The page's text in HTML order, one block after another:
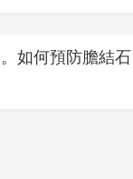
如何預防膽結